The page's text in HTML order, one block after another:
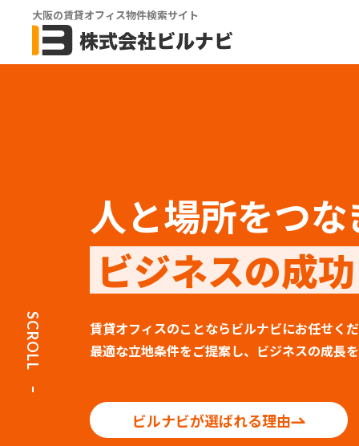
大阪の賃貸オフィス物件検索サイト
人と場所をつな
ビジネスの成功
賃貸オフィスのことならビルナビにお任せく
最適な立地条件をご提案し、ビジネスの成長
ビルナビが選ばれる理由
SCROLL